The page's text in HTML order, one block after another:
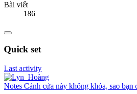
Bài viết
186
Quick set
Last activity
Notes Cánh cửa này không khóa, sao bạn